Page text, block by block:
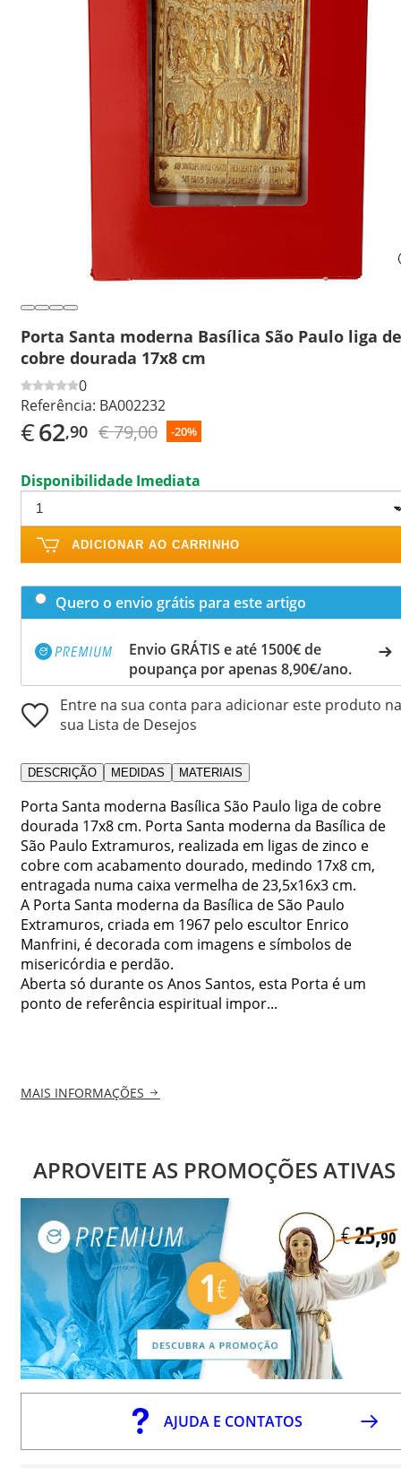
Porta Santa moderna Basílica São Paulo liga de
cobre dourada 17x8 cm
0
Referência: BA002232
€62,90 € 79,00 -20%
Disponibilidade Imediata
ADICIONAR AO CARRINHO
Quero o envio grátis para este artigo
Envio GRÁTIS e até 1500€ de
poupança por apenas 8,90€/ano.
Entre na sua conta para adicionar este produto na
sua Lista de Desejos
DESCRIÇÃO MEDIDAS MATERIAIS
Porta Santa moderna Basílica São Paulo liga de cobre
dourada 17x8 cm. Porta Santa moderna da Basílica de
São Paulo Extramuros, realizada em ligas de zinco e
cobre com acabamento dourado, medindo 17x8 cm,
entragada numa caixa vermelha de 23,5x16x3 cm.
A Porta Santa moderna da Basílica de São Paulo
Extramuros, criada em 1967 pelo escultor Enrico
Manfrini, é decorada com imagens e símbolos de
misericórdia e perdão.
Aberta só durante os Anos Santos, esta Porta é um
ponto de referência espiritual impor...
MAIS INFORMAÇÕES
APROVEITE AS PROMOÇÕES ATIVAS
AJUDA E CONTATOS